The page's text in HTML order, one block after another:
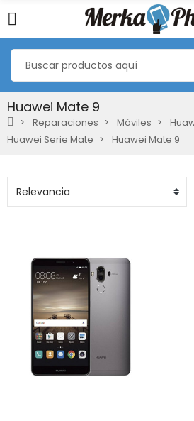
Huawei Mate 9
Reparaciones Móviles
Huawei Serie Mate
Huawei Mate 9